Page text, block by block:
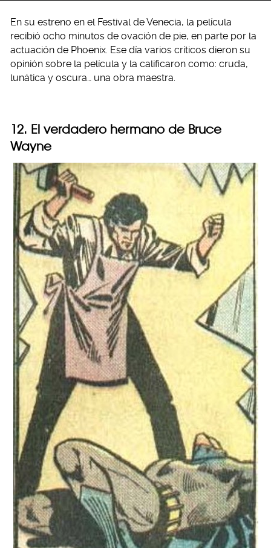
En su estreno en el Festival de Venecia, la película
recibió ocho minutos de ovación de pie, en parte por la
actuación de Phoenix. Ese día varios críticos dieron su
opinión sobre la película y la calificaron como: cruda,
lunática y oscura… una obra maestra.
12. El verdadero hermano de Bruce
Wayne